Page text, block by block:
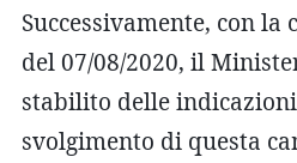
Successivamente, con la
del 07/08/2020, il
stabilito delle
svolgimento di questa